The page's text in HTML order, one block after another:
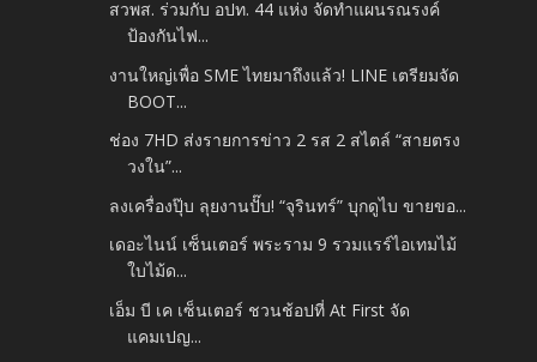
สวพส. ร่วมกับ อปท. 44 แห่ง จัดทำแผนรณรงค์
ป้องกันไฟ...
งานใหญ่เพื่อ SME ไทยมาถึงแล้ว! LINE เตรียมจัด
BOOT...
ช่อง 7HD ส่งรายการข่าว 2 รส 2 สไตล์ “สายตรง
วงใน”...
ลงเครื่องปุ๊บ ลุยงานปั๊บ! “จุรินทร์” บุกดูไบ ขายขอ...
เดอะไนน์ เซ็นเตอร์ พระราม 9 รวมแรร์ไอเทมไม้
ใบไม้ด...
เอ็ม บี เค เซ็นเตอร์ ชวนช้อปที่ At First จัด
แคมเปญ...